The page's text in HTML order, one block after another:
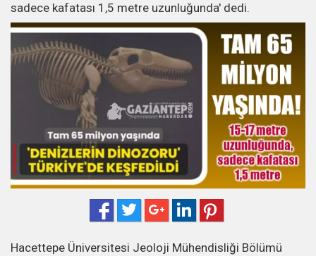
sadece kafatası 1,5 metre uzunluğunda' dedi.
Hacettepe Üniversitesi Jeoloji Mühendisliği Bölümü